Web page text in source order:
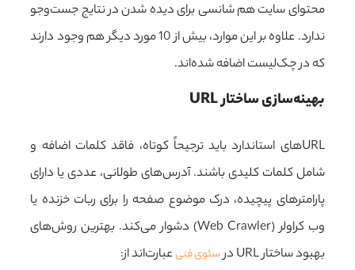
محتوای سایت هم شانسی برای دیده شدن در نتایج جست‌وجو
ندارد. علاوه بر این موارد، بیش از 10 مورد دیگر هم وجود دارند
که در چک‌لیست اضافه شده‌اند.
بهینه‌سازی ساختار URL
URLهای استاندارد باید ترجیحاً کوتاه، فاقد کلمات اضافه و
شامل کلمات کلیدی باشند. آدرس‌های طولانی، عددی یا دارای
پارامترهای پیچیده، درک موضوع صفحه را برای ربات خزنده یا
وب کراولر (Web Crawler) دشوار می‌کند. بهترین روش‌های
بهبود ساختار URL در
سئوی فنیعبارت‌اند از: